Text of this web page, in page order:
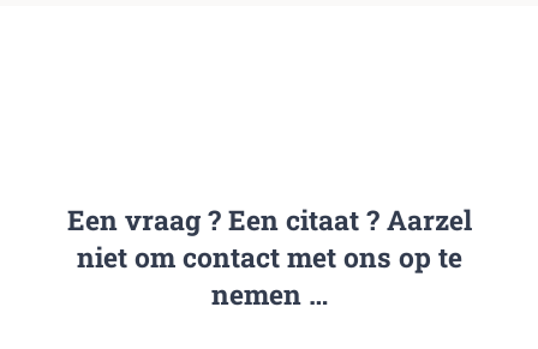
Een vraag ? Een citaat ? Aarzel
niet om contact met ons op te
nemen …